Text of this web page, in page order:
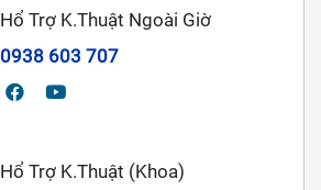
Hổ Trợ K.Thuật Ngoài Giờ
0938 603 707
Hổ Trợ K.Thuật (Khoa)